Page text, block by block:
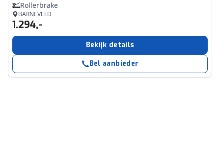
Rollerbrake
BARNEVELD
1.294,-
Bekijk details
Bel aanbieder